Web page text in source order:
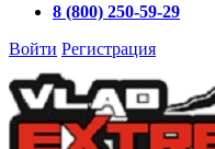
8 (800) 250-59-29
Войти Регистрация